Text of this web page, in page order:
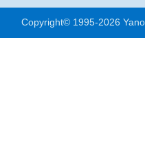
Copyright© 1995-2026